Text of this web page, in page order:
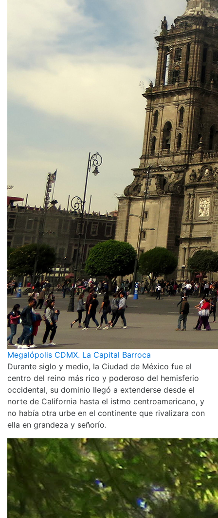
Megalópolis CDMX. La Capital Barroca
Durante siglo y medio, la Ciudad de México fue el
centro del reino más rico y poderoso del hemisferio
occidental, su dominio llegó a extenderse desde el
norte de California hasta el istmo centroamericano, y
no había otra urbe en el continente que rivalizara con
ella en grandeza y señorío.